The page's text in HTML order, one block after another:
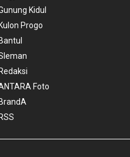
Kidul
Progo
Foto